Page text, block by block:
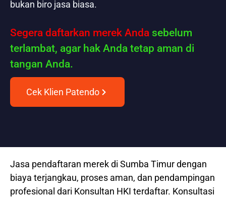
bukan biro jasa biasa.
Segera daftarkan merek Anda sebelum
terlambat, agar hak Anda tetap aman di
tangan Anda.
Cek Klien Patendo
Jasa pendaftaran merek di Sumba Timur dengan
biaya terjangkau, proses aman, dan pendampingan
profesional dari Konsultan HKI terdaftar. Konsultasi